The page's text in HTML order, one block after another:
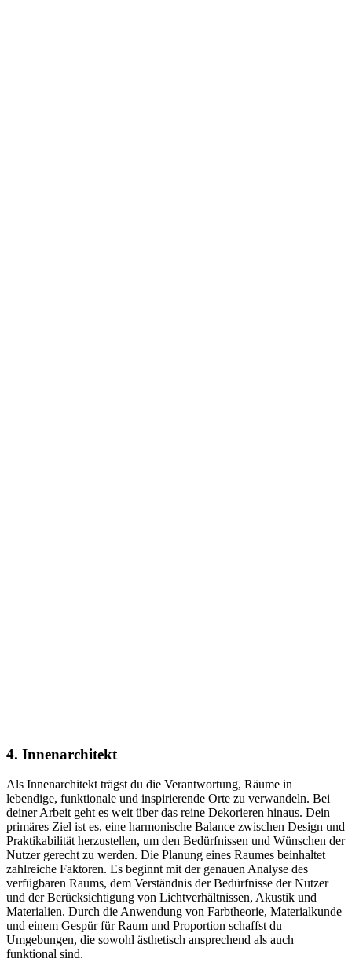
4. Innenarchitekt
Als Innenarchitekt trägst du die Verantwortung, Räume in
lebendige, funktionale und inspirierende Orte zu verwandeln. Bei
deiner Arbeit geht es weit über das reine Dekorieren hinaus. Dein
primäres Ziel ist es, eine harmonische Balance zwischen Design und
Praktikabilität herzustellen, um den Bedürfnissen und Wünschen der
Nutzer gerecht zu werden. Die Planung eines Raumes beinhaltet
zahlreiche Faktoren. Es beginnt mit der genauen Analyse des
verfügbaren Raums, dem Verständnis der Bedürfnisse der Nutzer
und der Berücksichtigung von Lichtverhältnissen, Akustik und
Materialien. Durch die Anwendung von Farbtheorie, Materialkunde
und einem Gespür für Raum und Proportion schaffst du
Umgebungen, die sowohl ästhetisch ansprechend als auch
funktional sind.